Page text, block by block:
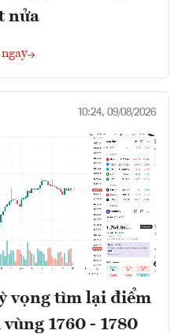
nửa
10:24, 09/08/2026
vọng tìm lại điểm
1760 - 1780